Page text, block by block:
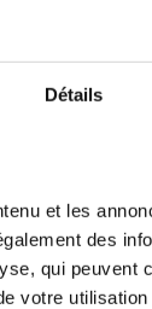
Détails
et les
des
qui
votre